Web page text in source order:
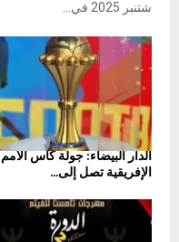
شتنبر 2025 في...
الدار البيضاء: جولة كأس الأمم
الإفريقية تصل إلى...